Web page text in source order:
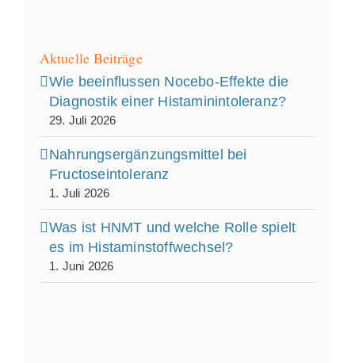
Aktuelle Beiträge
Wie beeinflussen Nocebo‑Effekte die
Diagnostik einer Histaminintoleranz?
29. Juli 2026
Nahrungsergänzungsmittel bei
Fructoseintoleranz
1. Juli 2026
Was ist HNMT und welche Rolle spielt
es im Histaminstoffwechsel?
1. Juni 2026